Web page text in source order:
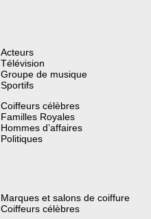
Acteurs
Télévision
Groupe de musique
Sportifs
Coiffeurs célèbres
Familles Royales
Hommes d’affaires
Politiques
Marques et salons de coiffure
Coiffeurs célèbres